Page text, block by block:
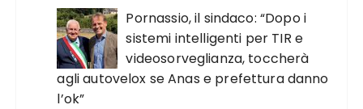
Pornassio, il sindaco: “Dopo i
sistemi intelligenti per TIR e
videosorveglianza, toccherà
agli autovelox se Anas e prefettura danno
l’ok”